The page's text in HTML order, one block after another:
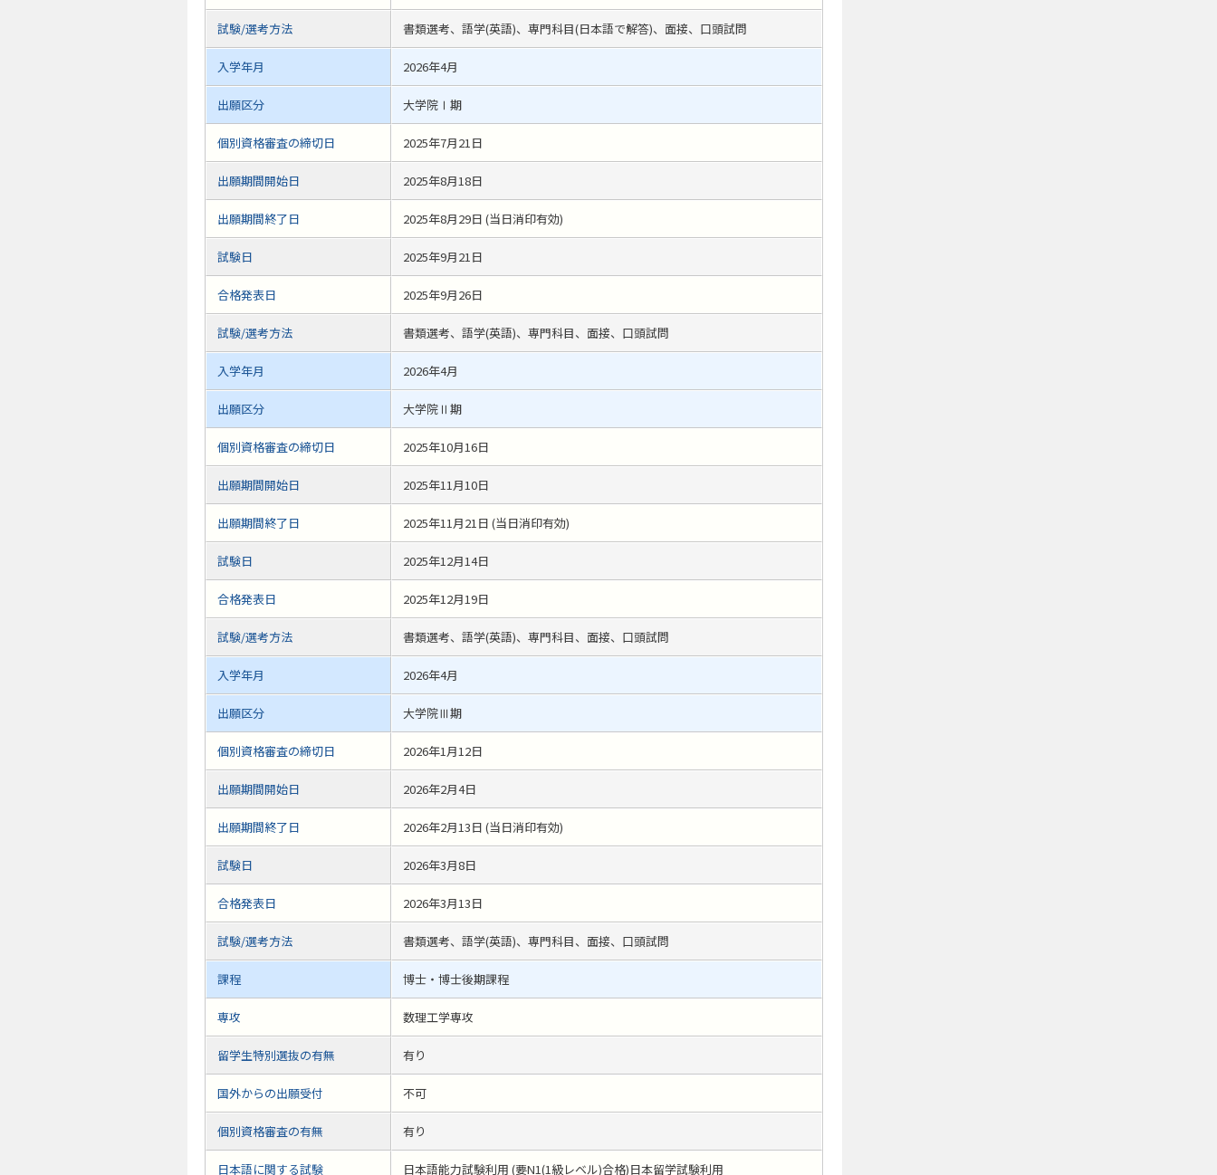
試験/選考方法 書類選考、語学(英語)、専門科目(日本語で解答)、面接、口頭試問
入学年月 2026年4月
出願区分 大学院Ⅰ期
個別資格審査の締切日 2025年7月21日
出願期間開始日 2025年8月18日
出願期間終了日 2025年8月29日 (当日消印有効)
試験日 2025年9月21日
合格発表日 2025年9月26日
試験/選考方法 書類選考、語学(英語)、専門科目、面接、口頭試問
入学年月 2026年4月
出願区分 大学院Ⅱ期
個別資格審査の締切日 2025年10月16日
出願期間開始日 2025年11月10日
出願期間終了日 2025年11月21日 (当日消印有効)
試験日 2025年12月14日
合格発表日 2025年12月19日
試験/選考方法 書類選考、語学(英語)、専門科目、面接、口頭試問
入学年月 2026年4月
出願区分 大学院Ⅲ期
個別資格審査の締切日 2026年1月12日
出願期間開始日 2026年2月4日
出願期間終了日 2026年2月13日 (当日消印有効)
試験日 2026年3月8日
合格発表日 2026年3月13日
試験/選考方法 書類選考、語学(英語)、専門科目、面接、口頭試問
課程 博士・博士後期課程
専攻 数理工学専攻
留学生特別選抜の有無 有り
国外からの出願受付 不可
個別資格審査の有無 有り
日本語に関する試験 日本語能力試験利用 (要N1(1級レベル)合格)日本留学試験利用